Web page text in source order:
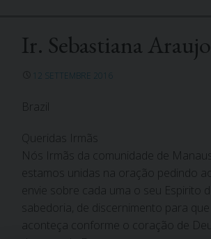
Ir. Sebastiana
12 SETTEMBRE 2016
Brazil
Queridas Irmãs
Nós Irmãs da comunidade de Manaus
estamos unidas na oração pedindo
envie sobre cada uma o seu Espirito
sabedoria, de discernimento para
aconteça conforme o coração de